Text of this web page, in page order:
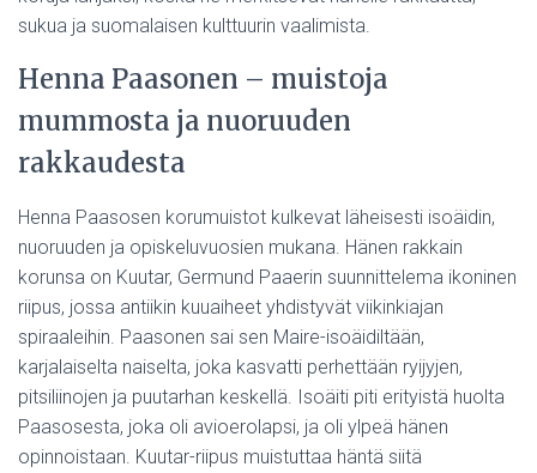
sukua ja suomalaisen kulttuurin vaalimista.
Henna Paasonen – muistoja
mummosta ja nuoruuden
rakkaudesta
Henna Paasosen korumuistot kulkevat läheisesti isoäidin,
nuoruuden ja opiskeluvuosien mukana. Hänen rakkain
korunsa on Kuutar, Germund Paaerin suunnittelema ikoninen
riipus, jossa antiikin kuuaiheet yhdistyvät viikinkiajan
spiraaleihin. Paasonen sai sen Maire-isoäidiltään,
karjalaiselta naiselta, joka kasvatti perhettään ryijyjen,
pitsiliinojen ja puutarhan keskellä. Isoäiti piti erityistä huolta
Paasosesta, joka oli avioerolapsi, ja oli ylpeä hänen
opinnoistaan. Kuutar-riipus muistuttaa häntä siitä